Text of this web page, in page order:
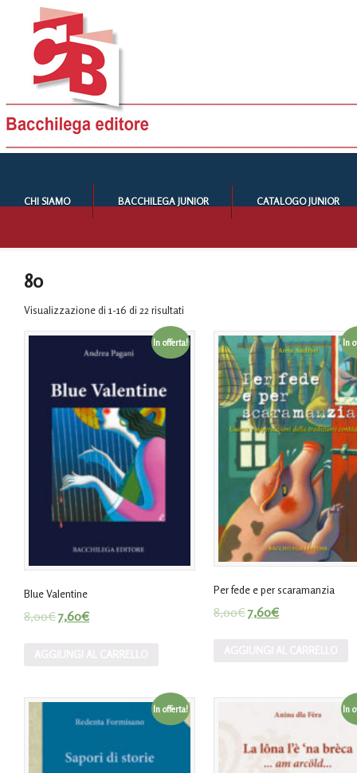
CHI SIAMO BACCHILEGA JUNIOR CATALOGO JUNIOR
80
Visualizzazione di 1-16 di 22 risultati
In offerta!
Blue Valentine
8,00€7,60€
In
Per fede e per scaramanzia
8,00€7,60€
In offerta! In